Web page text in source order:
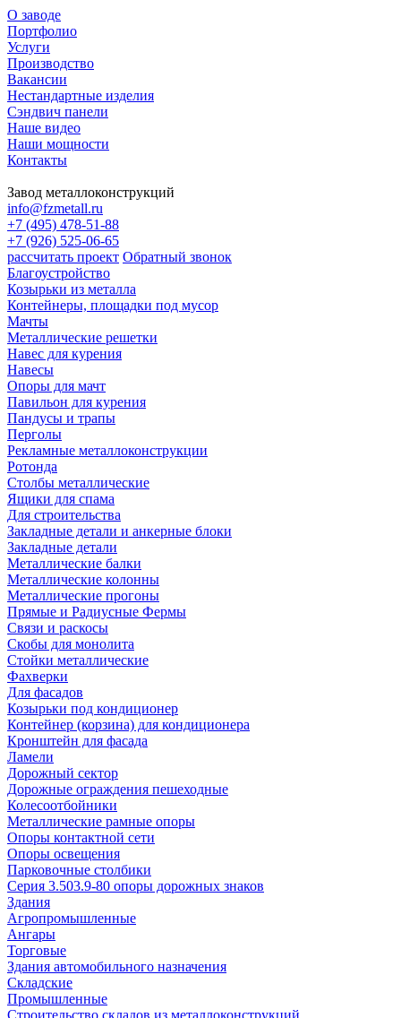
О заводе
Портфолио
Услуги
Производство
Вакансии
Нестандартные изделия
Сэндвич панели
Наше видео
Наши мощности
Контакты
Завод металлоконструкций
info@fzmetall.ru
+7 (495) 478-51-88
+7 (926) 525-06-65
рассчитать проект Обратный звонок
Благоустройство
Козырьки из металла
Контейнеры, площадки под мусор
Мачты
Металлические решетки
Навес для курения
Навесы
Опоры для мачт
Павильон для курения
Пандусы и трапы
Перголы
Рекламные металлоконструкции
Ротонда
Столбы металлические
Ящики для спама
Для строительства
Закладные детали и анкерные блоки
Закладные детали
Металлические балки
Металлические колонны
Металлические прогоны
Прямые и Радиусные Фермы
Связи и раскосы
Скобы для монолита
Стойки металлические
Фахверки
Для фасадов
Козырьки под кондиционер
Контейнер (корзина) для кондиционера
Кронштейн для фасада
Ламели
Дорожный сектор
Дорожные ограждения пешеходные
Колесоотбойники
Металлические рамные опоры
Опоры контактной сети
Опоры освещения
Парковочные столбики
Серия 3.503.9-80 опоры дорожных знаков
Здания
Агропромышленные
Ангары
Торговые
Здания автомобильного назначения
Складские
Промышленные
Строительство складов из металлоконструкций